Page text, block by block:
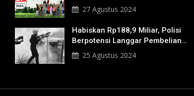
Agraria27 Agustus 2024
Habiskan Rp188,9 Miliar, Polisi
Berpotensi Langgar Pembelian
Gas Air Mata
25 Agustus 2024